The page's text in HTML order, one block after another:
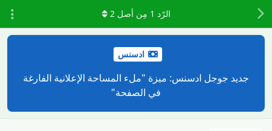
ادسنس
جديد جوجل ادسنس: ميزة "ملء المساحة الإعلانية الفارغة
في الصفحة"
الرّد 1 مِن أصل2